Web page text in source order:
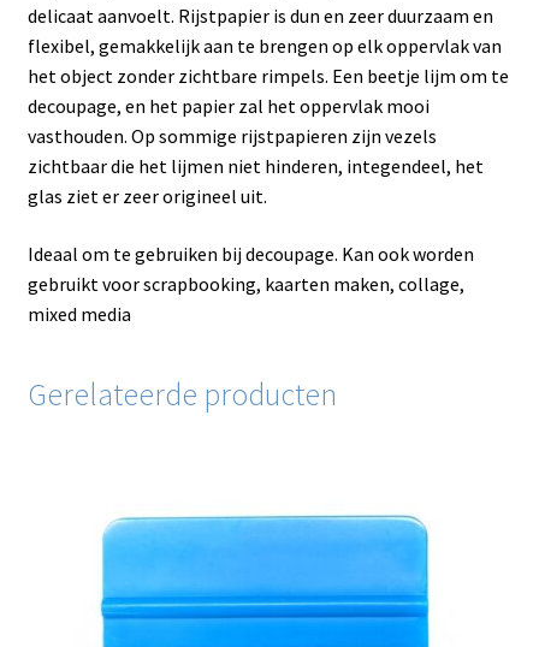
delicaat aanvoelt. Rijstpapier is dun en zeer duurzaam en
flexibel, gemakkelijk aan te brengen op elk oppervlak van
het object zonder zichtbare rimpels. Een beetje lijm om te
decoupage, en het papier zal het oppervlak mooi
vasthouden. Op sommige rijstpapieren zijn vezels
zichtbaar die het lijmen niet hinderen, integendeel, het
glas ziet er zeer origineel uit.
Ideaal om te gebruiken bij decoupage. Kan ook worden
gebruikt voor scrapbooking, kaarten maken, collage,
mixed media
Gerelateerde producten